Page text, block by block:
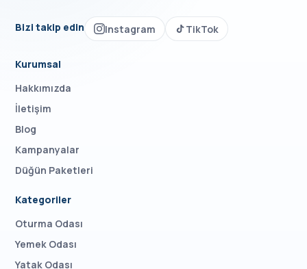
Bizi takip edin Instagram TikTok
Kurumsal
Hakkımızda
İletişim
Blog
Kampanyalar
Düğün Paketleri
Kategoriler
Oturma Odası
Yemek Odası
Yatak Odası